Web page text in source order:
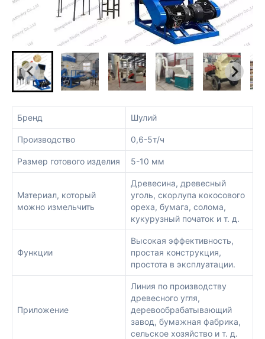
Бренд Шулий
Производство 0,6-5т/ч
Размер готового изделия 5-10 мм
Материал, который
можно измельчить
Древесина, древесный
уголь, скорлупа кокосового
ореха, бумага, солома,
кукурузный початок и т. д.
Функции
Высокая эффективность,
простая конструкция,
простота в эксплуатации.
Приложение
Линия по производству
древесного угля,
деревообрабатывающий
завод, бумажная фабрика,
сельское хозяйство и т. д.